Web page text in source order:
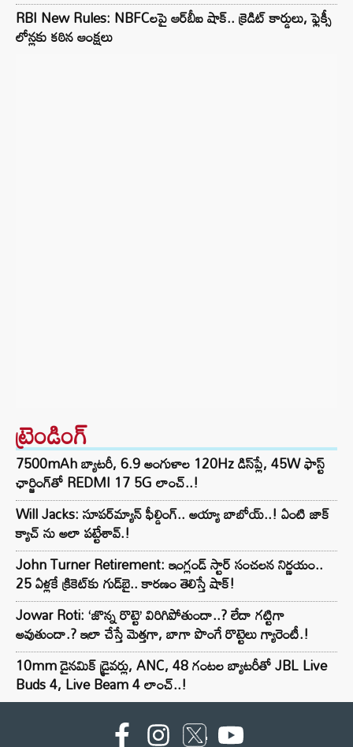
RBI New Rules: NBFCలపై ఆర్‌బీఐ షాక్.. క్రెడిట్ కార్డులు, ఫ్లెక్సీ
లోన్లకు కఠిన ఆంక్షలు
ట్రెండింగ్‌
7500mAh బ్యాటరీ, 6.9 అంగుళాల 120Hz డిస్‌ప్లే, 45W ఫాస్ట్
ఛార్జింగ్‌తో REDMI 17 5G లాంచ్..!
Will Jacks: సూపర్‌మ్యాన్ ఫీల్డింగ్.. అయ్యా బాబోయ్..! ఏంటి జాక్
క్యాచ్ ను అలా పట్టేశావ్.!
John Turner Retirement: ఇంగ్లండ్ స్టార్ సంచలన నిర్ణయం..
25 ఏళ్లకే క్రికెట్‌కు గుడ్‌బై.. కారణం తెలిస్తే షాక్!
Jowar Roti: ‘జొన్న రొట్టె’ విరిగిపోతుందా..? లేదా గట్టిగా
అవుతుందా.? ఇలా చేస్తే మెత్తగా, బాగా పొంగే రొట్టెలు గ్యారెంటీ.!
10mm డైనమిక్ డ్రైవర్లు, ANC, 48 గంటల బ్యాటరీతో JBL Live
Buds 4, Live Beam 4 లాంచ్..!